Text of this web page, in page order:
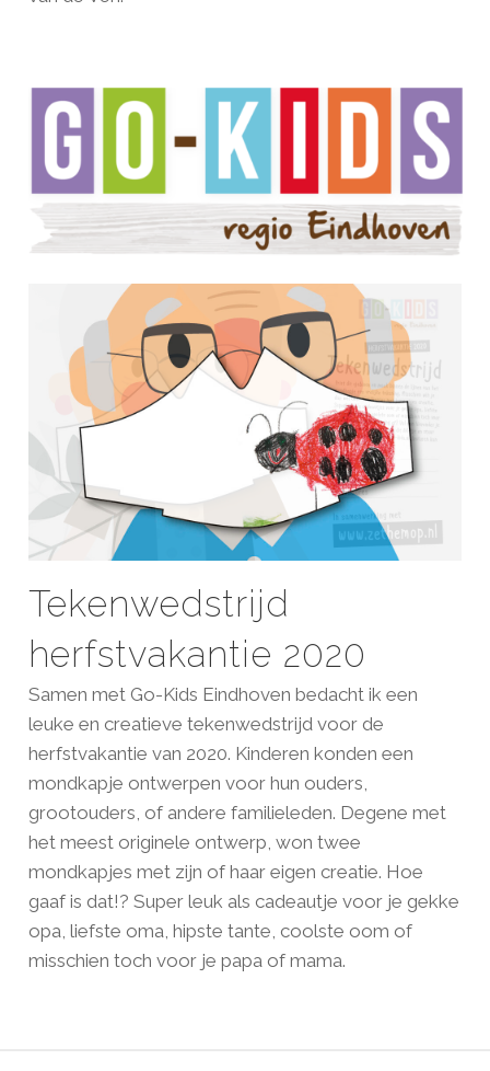
Tekenwedstrijd
herfstvakantie 2020
Samen met Go-Kids Eindhoven bedacht ik een
leuke en creatieve tekenwedstrijd voor de
herfstvakantie van 2020. Kinderen konden een
mondkapje ontwerpen voor hun ouders,
grootouders, of andere familieleden. Degene met
het meest originele ontwerp, won twee
mondkapjes met zijn of haar eigen creatie. Hoe
gaaf is dat!? Super leuk als cadeautje voor je gekke
opa, liefste oma, hipste tante, coolste oom of
misschien toch voor je papa of mama.